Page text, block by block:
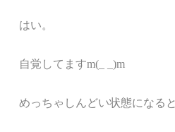
はい。
自覚してますm(_ _)m
めっちゃしんどい状態になると